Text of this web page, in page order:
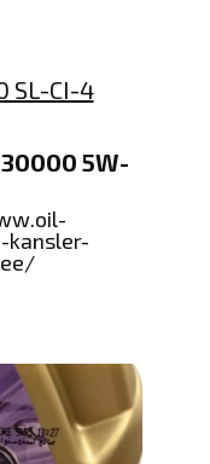
5W-
kansler-